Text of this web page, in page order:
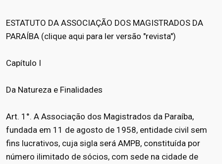
ESTATUTO DA ASSOCIAÇÃO DOS MAGISTRADOS DA
PARAÍBA (clique aqui para ler versão "revista")
Capítulo I
Da Natureza e Finalidades
Art. 1°. A Associação dos Magistrados da Paraíba,
fundada em 11 de agosto de 1958, entidade civil sem
fins lucrativos, cuja sigla será AMPB, constituída por
número ilimitado de sócios, com sede na cidade de